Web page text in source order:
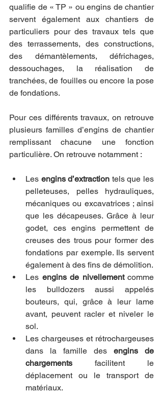
qualifie de « TP » ou engins de chantier
servent également aux chantiers de
particuliers pour des travaux tels que
des terrassements, des constructions,
des démantèlements, défrichages,
dessouchages, la réalisation de
tranchées, de fouilles ou encore la pose
de fondations.
Pour ces différents travaux, on retrouve
plusieurs familles d’engins de chantier
remplissant chacune une fonction
particulière. On retrouve notamment :
Les engins d’extraction tels que les
pelleteuses, pelles hydrauliques,
mécaniques ou excavatrices ; ainsi
que les décapeuses. Grâce à leur
godet, ces engins permettent de
creuses des trous pour former des
fondations par exemple. Ils servent
également à des fins de démolition.
Les engins de nivellement comme
les bulldozers aussi appelés
bouteurs, qui, grâce à leur lame
avant, peuvent racler et niveler le
sol.
Les chargeuses et rétrochargeuses
dans la famille des engins de
chargements facilitent le
déplacement ou le transport de
matériaux.